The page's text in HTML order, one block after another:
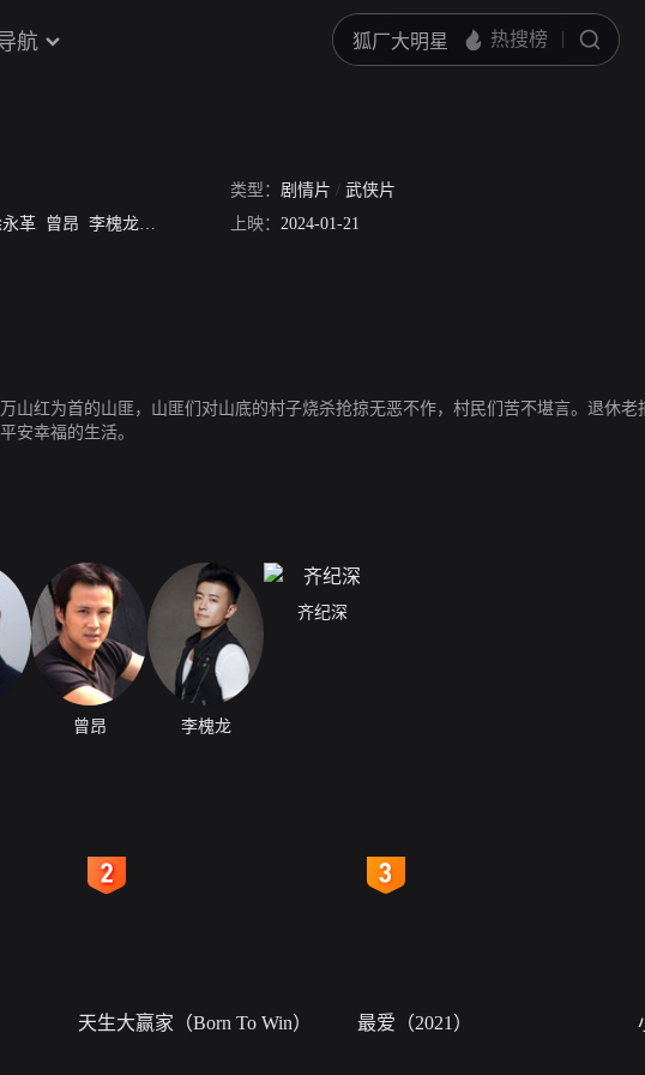
航
类型： 剧情片 / 武侠片
革 曾昂 李槐龙 齐纪深 上映： 2024-01-21
山红为首的山匪，山匪们对山底的村子烧杀抢掠无恶不作，村民们苦不堪言。退休
安幸福的生活。
曾昂 李槐龙
齐纪深
天生大赢家（Born To Win） 最爱（2021）